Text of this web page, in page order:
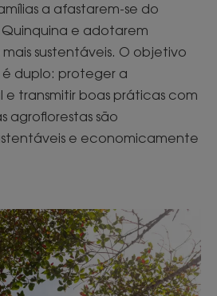
a afastarem-se do
e adotarem
sustentáveis. O objetivo
é duplo: proteger a
e transmitir boas práticas com
agroflorestas são
e economicamente